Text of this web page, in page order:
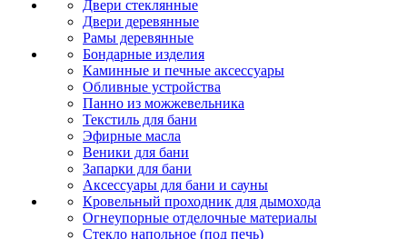
Двери стеклянные
Двери деревянные
Рамы деревянные
Бондарные изделия
Каминные и печные аксессуары
Обливные устройства
Панно из можжевельника
Текстиль для бани
Эфирные масла
Веники для бани
Запарки для бани
Аксессуары для бани и сауны
Кровельный проходник для дымохода
Огнеупорные отделочные материалы
Стекло напольное (под печь)